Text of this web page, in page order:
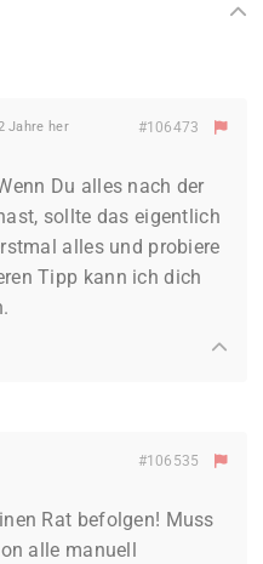
Jahre her #106473
Du alles nach der
sollte das eigentlich
alles und probiere
Tipp kann ich dich
#106535
Rat befolgen! Muss
alle manuell